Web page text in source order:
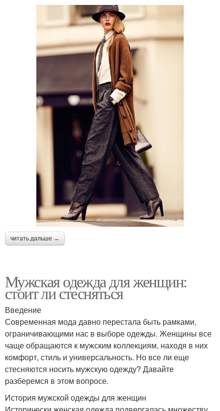
читать дальше →
Мужская одежда для женщин:
стоит ли стесняться
Введение
Современная мода давно перестала быть рамками,
ограничивающими нас в выборе одежды. Женщины все
чаще обращаются к мужским коллекциям, находя в них
комфорт, стиль и универсальность. Но все ли еще
стесняются носить мужскую одежду? Давайте
разберемся в этом вопросе.
История мужской одежды для женщин